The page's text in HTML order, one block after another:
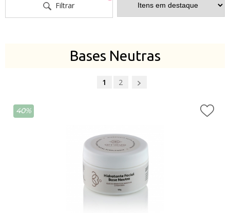
Filtrar
Bases Neutras
1 2
40%